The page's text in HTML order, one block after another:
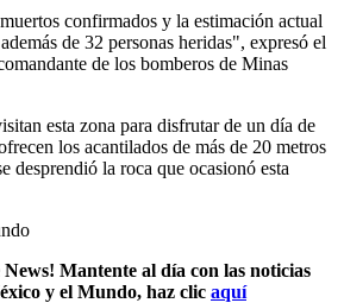
confirmados y la estimación actual
de 32 personas heridas", expresó el
de los bomberos de Minas
esta zona para disfrutar de un día de
los acantilados de más de 20 metros
desprendió la roca que ocasionó esta
News! Mantente al día con las noticias
y el Mundo, haz clic aquí